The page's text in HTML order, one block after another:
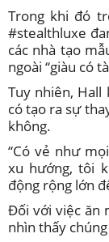
Trong khi đó
#stealthluxe
các nhà tạo
ngoài “giàu có
Tuy nhiên, Hall
có tạo ra sự
không.
“Có vẻ như
xu hướng, tôi
động rộng lớn
Đối với việc ăn
nhìn thấy